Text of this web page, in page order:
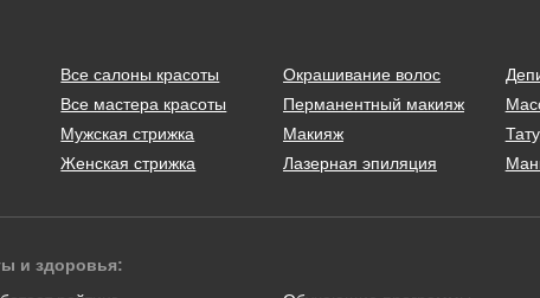
Все салоны красоты
Все мастера красоты
Мужская стрижка
Женская стрижка
Окрашивание волос
Перманентный макияж
Макияж
Лазерная эпиляция
и здоровья: